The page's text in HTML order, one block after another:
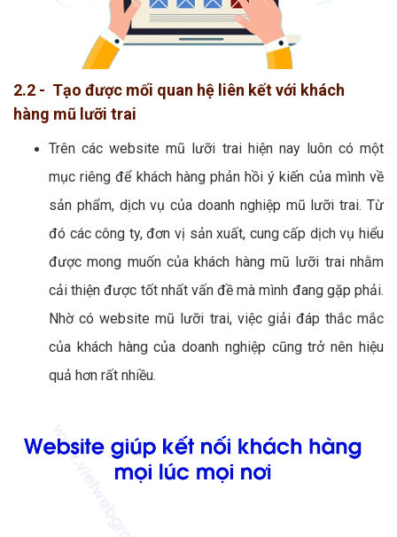
2.2 - Tạo được mối quan hệ liên kết với khách
hàng mũ lưỡi trai
Trên các website mũ lưỡi trai hiện nay luôn có một
mục riêng để khách hàng phản hồi ý kiến của mình về
sản phẩm, dịch vụ của doanh nghiệp mũ lưỡi trai. Từ
đó các công ty, đơn vị sản xuất, cung cấp dịch vụ hiểu
được mong muốn của khách hàng mũ lưỡi trai nhằm
cải thiện được tốt nhất vấn đề mà mình đang gặp phải.
Nhờ có website mũ lưỡi trai, việc giải đáp thắc mắc
của khách hàng của doanh nghiệp cũng trở nên hiệu
quả hơn rất nhiều.